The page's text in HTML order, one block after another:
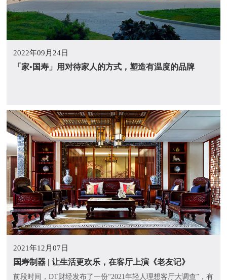
2022年09月24日
「家•国寿」用对待家人的方式，塑造有温度的品牌
2021年12月07日
国寿制器 | 让生活更欢乐，在客厅上演《老友记》
前段时间，DT财经发布了一份“2021年轻人理想客厅大调查”，有